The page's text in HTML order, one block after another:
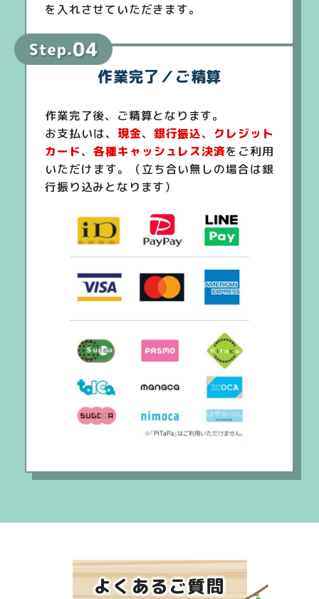
を入れさせていただきます。
作業完了／ご精算
作業完了後、ご精算となります。
お支払いは、 現金、 銀行振込、 クレジット
カード、 各種キャッシュレス決済をご利用
いただけます。（立ち合い無しの場合は銀
行振り込みとなります）
よくあるご質問